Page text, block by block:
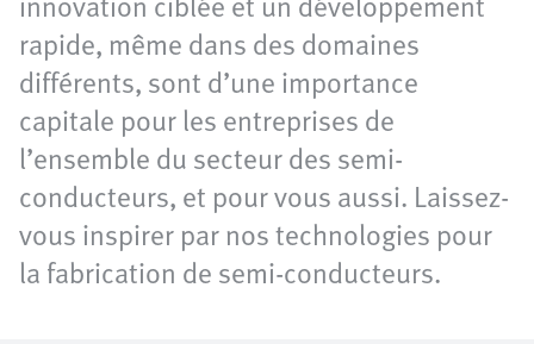
rapide, même dans des domaines
différents, sont d’une importance
capitale pour les entreprises de
l’ensemble du secteur des semi-
conducteurs, et pour vous aussi. Laissez-
vous inspirer par nos technologies pour
la fabrication de semi-conducteurs.